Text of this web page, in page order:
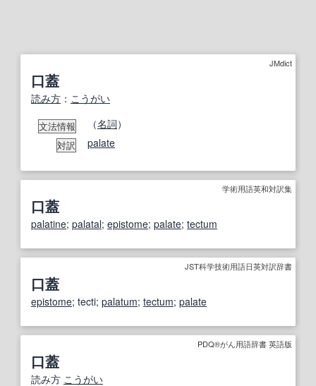
JMdict
口蓋
読み方 ： こうがい
文法情報 （名詞）
対訳 palate
学術用語英和対訳集
口蓋
palatine; palatal; epistome; palate; tectum
JST科学技術用語日英対訳辞書
口蓋
epistome; tecti; palatum; tectum; palate
PDQ®がん用語辞書 英語版
口蓋
読み方 こうがい